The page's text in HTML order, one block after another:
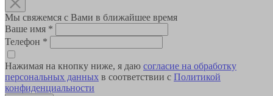
Мы свяжемся с Вами в ближайшее время
Ваше имя *
Телефон *
Нажимая на кнопку ниже, я даю согласие на обработку
персональных данных в соответствии с Политикой
конфиденциальности